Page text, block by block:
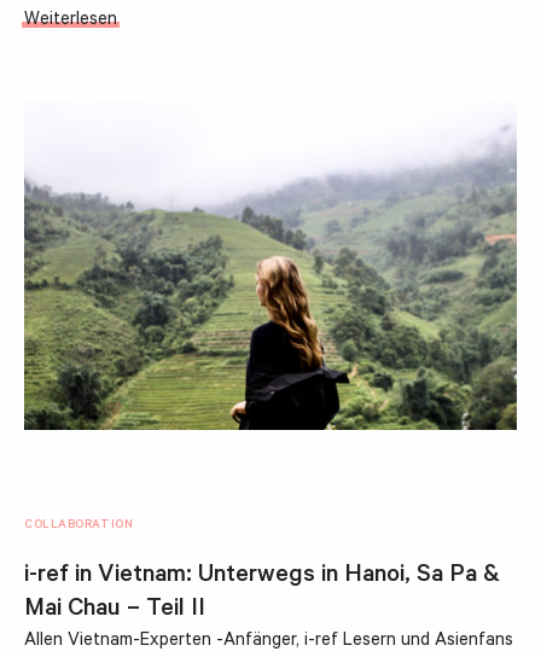
Weiterlesen
COLLABORATION
i-ref in Vietnam: Unterwegs in Hanoi, Sa Pa &
Mai Chau – Teil II
Allen Vietnam-Experten -Anfänger, i-ref Lesern und Asienfans